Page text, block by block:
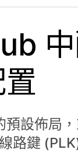
設佈局
路鍵